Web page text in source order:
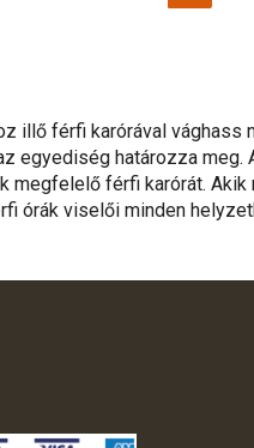
illő férfi karórával vághass
egyediség határozza
férfi karórát.
órák viselői minden